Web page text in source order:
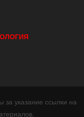
за указание ссылки на